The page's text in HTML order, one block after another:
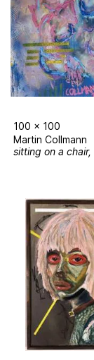
100 x 100
Martin Collmann